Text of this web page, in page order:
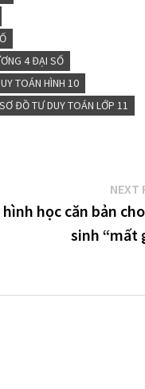
4 ĐẠI SỐ
TOÁN HÌNH 10
SƠ ĐỒ TƯ DUY TOÁN LỚP 11
NEXT
học căn bản
sinh “mất